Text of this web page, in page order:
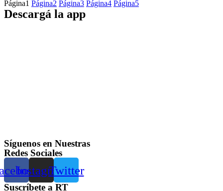
Página1 Página2 Página3 Página4 Página5
Descargá la app
Síguenos en Nuestras
Redes Sociales
InstagramTwitter
Suscríbete a RT